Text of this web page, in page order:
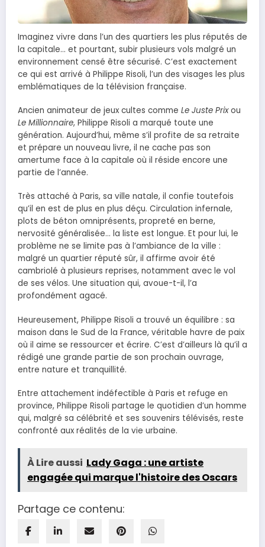
Imaginez vivre dans l’un des quartiers les plus réputés de
la capitale… et pourtant, subir plusieurs vols malgré un
environnement censé être sécurisé. C’est exactement
ce qui est arrivé à Philippe Risoli, l’un des visages les plus
emblématiques de la télévision française.
Ancien animateur de jeux cultes comme Le Juste Prixou
Le Millionnaire, Philippe Risoli a marqué toute une
génération. Aujourd’hui, même s’il profite de sa retraite
et prépare un nouveau livre, il ne cache pas son
amertume face à la capitale où il réside encore une
partie de l’année.
Très attaché à Paris, sa ville natale, il confie toutefois
qu’il en est de plus en plus déçu. Circulation infernale,
plots de béton omniprésents, propreté en berne,
nervosité généralisée… la liste est longue. Et pour lui, le
problème ne se limite pas à l’ambiance de la ville :
malgré un quartier réputé sûr, il affirme avoir été
cambriolé à plusieurs reprises, notamment avec le vol
de ses vélos. Une situation qui, avoue-t-il, l’a
profondément agacé.
Heureusement, Philippe Risoli a trouvé un équilibre : sa
maison dans le Sud de la France, véritable havre de paix
où il aime se ressourcer et écrire. C’est d’ailleurs là qu’il a
rédigé une grande partie de son prochain ouvrage,
entre nature et tranquillité.
Entre attachement indéfectible à Paris et refuge en
province, Philippe Risoli partage le quotidien d’un homme
qui, malgré sa célébrité et ses souvenirs télévisés, reste
confronté aux réalités de la vie urbaine.
À Lire aussi Lady Gaga : une artiste
engagée qui marque l'histoire des Oscars
Partage ce contenu: